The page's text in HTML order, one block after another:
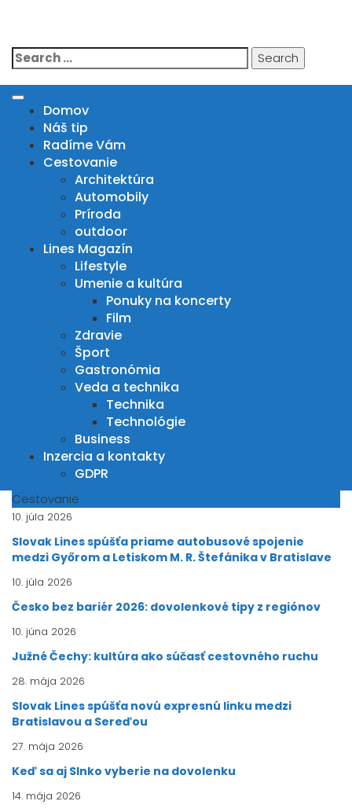
Search
for:
Domov
Náš tip
Radíme Vám
Cestovanie
Architektúra
Automobily
Príroda
outdoor
Lines Magazín
Lifestyle
Umenie a kultúra
Ponuky na koncerty
Film
Zdravie
Šport
Gastronómia
Veda a technika
Technika
Technológie
Business
Inzercia a kontakty
GDPR
Cestovanie
10. júla 2026
Slovak Lines spúšťa priame autobusové spojenie
medzi Győrom a Letiskom M. R. Štefánika v Bratislave
10. júla 2026
Česko bez bariér 2026: dovolenkové tipy z regiónov
10. júna 2026
Južné Čechy: kultúra ako súčasť cestovného ruchu
28. mája 2026
Slovak Lines spúšťa novú expresnú linku medzi
Bratislavou a Sereďou
27. mája 2026
Keď sa aj Slnko vyberie na dovolenku
14. mája 2026